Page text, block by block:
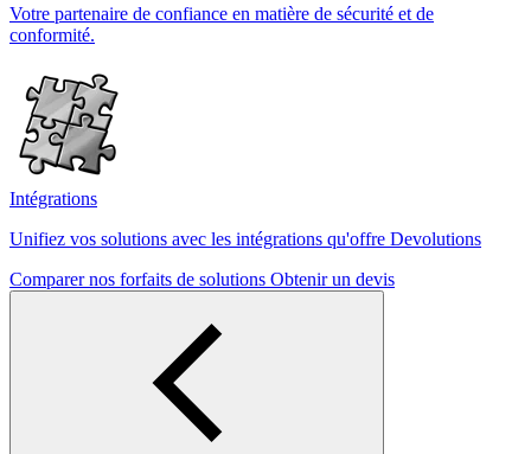
Votre partenaire de confiance en matière de sécurité et de
conformité.
Intégrations
Unifiez vos solutions avec les intégrations qu'offre Devolutions
Comparer nos forfaits de solutions Obtenir un devis